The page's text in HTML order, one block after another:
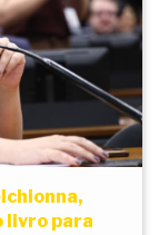
livro para